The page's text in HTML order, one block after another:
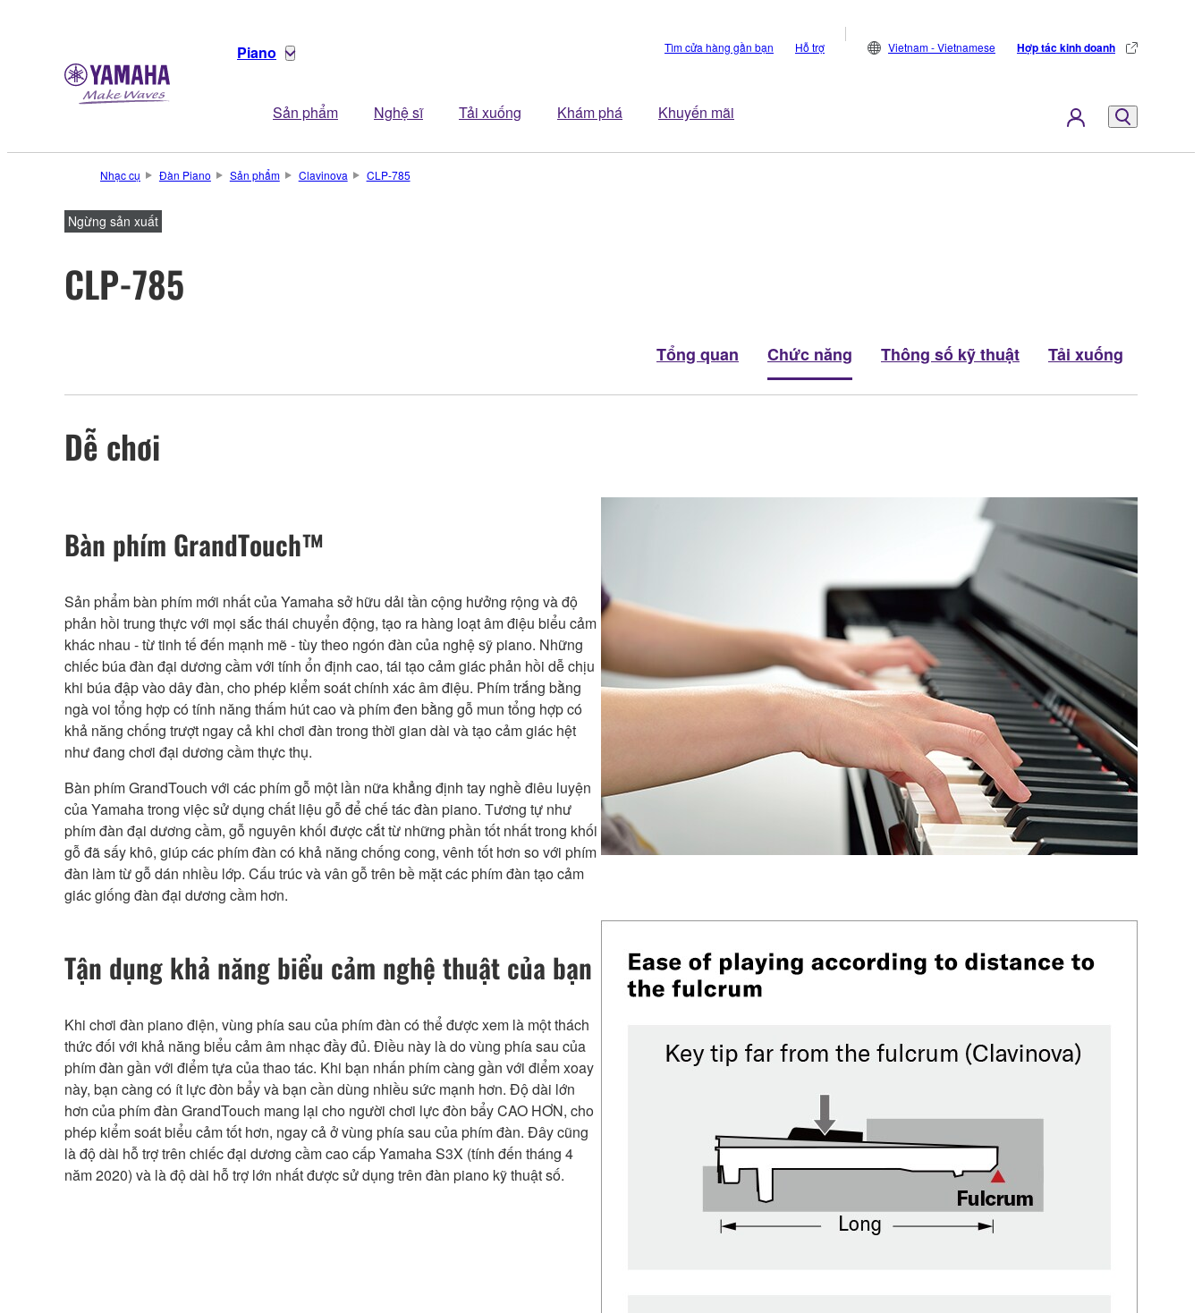
Piano
Sản phẩm Nghệ sĩ Tải xuống Khám phá Khuyến mãi
Tìm cửa hàng gần bạn Hỗ trợ Vietnam - Vietnamese Hợp tác kinh doanh
Nhạc cụ Đàn Piano Sản phẩm Clavinova CLP-785
Ngừng sản xuất
CLP-785
Tổng quan Chức năng Thông số kỹ thuật Tải xuống
Dễ chơi
Bàn phím GrandTouch™
Sản phẩm bàn phím mới nhất của Yamaha sở hữu dải tần cộng hưởng rộng và độ
phản hồi trung thực với mọi sắc thái chuyển động, tạo ra hàng loạt âm điệu biểu cảm
khác nhau - từ tinh tế đến mạnh mẽ - tùy theo ngón đàn của nghệ sỹ piano. Những
chiếc búa đàn đại dương cầm với tính ổn định cao, tái tạo cảm giác phản hồi dễ chịu
khi búa đập vào dây đàn, cho phép kiểm soát chính xác âm điệu. Phím trắng bằng
ngà voi tổng hợp có tính năng thấm hút cao và phím đen bằng gỗ mun tổng hợp có
khả năng chống trượt ngay cả khi chơi đàn trong thời gian dài và tạo cảm giác hệt
như đang chơi đại dương cầm thực thụ.
Bàn phím GrandTouch với các phím gỗ một lần nữa khẳng định tay nghề điêu luyện
của Yamaha trong việc sử dụng chất liệu gỗ để chế tác đàn piano. Tương tự như
phím đàn đại dương cầm, gỗ nguyên khối được cắt từ những phần tốt nhất trong khối
gỗ đã sấy khô, giúp các phím đàn có khả năng chống cong, vênh tốt hơn so với phím
đàn làm từ gỗ dán nhiều lớp. Cấu trúc và vân gỗ trên bề mặt các phím đàn tạo cảm
giác giống đàn đại dương cầm hơn.
Tận dụng khả năng biểu cảm nghệ thuật của bạn
Khi chơi đàn piano điện, vùng phía sau của phím đàn có thể được xem là một thách
thức đối với khả năng biểu cảm âm nhạc đầy đủ. Điều này là do vùng phía sau của
phím đàn gần với điểm tựa của thao tác. Khi bạn nhấn phím càng gần với điểm xoay
này, bạn càng có ít lực đòn bẩy và bạn cần dùng nhiều sức mạnh hơn. Độ dài lớn
hơn của phím đàn GrandTouch mang lại cho người chơi lực đòn bẩy CAO HƠN, cho
phép kiểm soát biểu cảm tốt hơn, ngay cả ở vùng phía sau của phím đàn. Đây cũng
là độ dài hỗ trợ trên chiếc đại dương cầm cao cấp Yamaha S3X (tính đến tháng 4
năm 2020) và là độ dài hỗ trợ lớn nhất được sử dụng trên đàn piano kỹ thuật số.